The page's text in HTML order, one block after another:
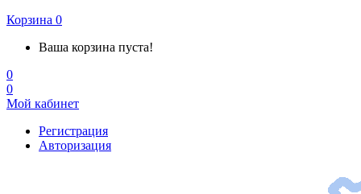
Корзина 0
Ваша корзина пуста!
0
0
Мой кабинет
Регистрация
Авторизация